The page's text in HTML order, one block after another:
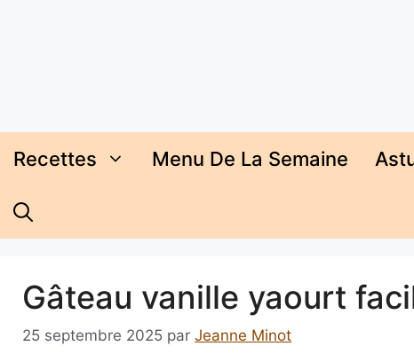
Recettes Menu De La Semaine
Gâteau vanille yaourt
25 septembre 2025 par Jeanne Minot